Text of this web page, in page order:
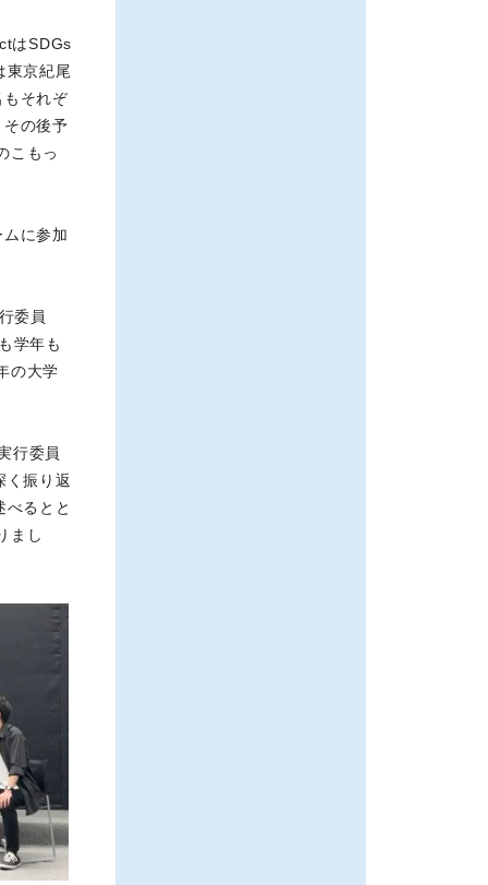
はSDGs
東京紀尾
もそれぞ
の後予
こもっ
に参加
委員
学年も
の大学
行委員
く振り返
るとと
まし